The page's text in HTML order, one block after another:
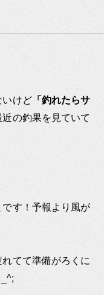
いけど「釣れたらサ
近の釣果を見ていて
す！予報より風が
てて準備がろくに